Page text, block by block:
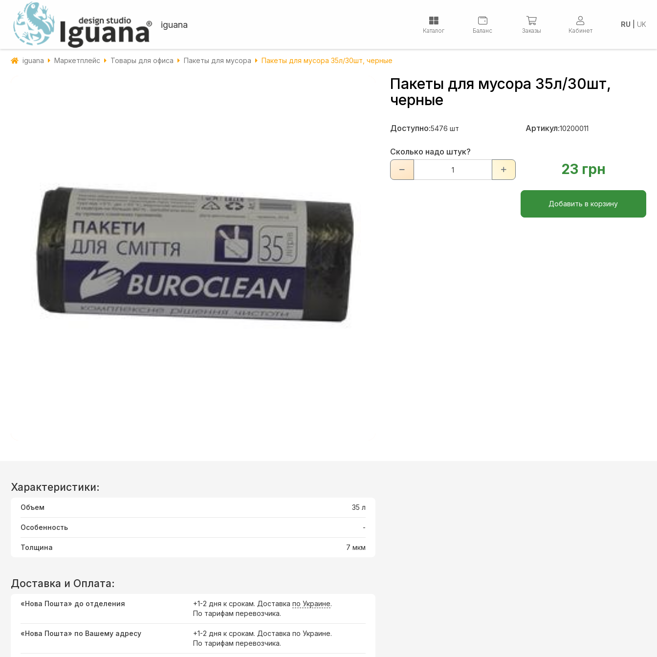
iguana
Каталог Баланс Заказы Кабинет
RU UK
iguana Маркетплейс Товары для офиса Пакеты для мусора Пакеты для мусора 35л/30шт, черные
Пакеты для мусора 35л/30шт,
черные
Доступно:5476 шт Артикул:10200011
Сколько надо штук?
23 грн
Добавить в корзину
Характеристики:
Объем 35 л
Особенность -
Толщина 7 мкм
Доставка и Оплата:
«Нова Пошта» до отделения +1-2 дня к срокам. Доставка по Украине.
По тарифам перевозчика.
«Нова Пошта» по Вашему адресу
+1-2 дня к срокам. Доставка по Украине.
По тарифам перевозчика.